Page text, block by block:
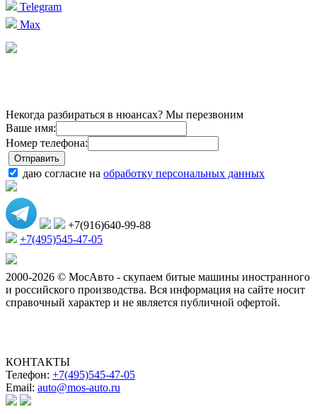
Telegram
Max
Некогда разбираться в нюансах? Мы перезвоним
Ваше имя:
Номер телефона:
даю согласие на обработку персональных данных
+7(916)640-99-88
+7(495)545-47-05
2000-2026 © МосАвто - скупаем битые машины иностранного
и российского производства. Вся информация на сайте носит
справочный характер и не является публичной офертой.
КОНТАКТЫ
Телефон: +7(495)545-47-05
Email: auto@mos-auto.ru